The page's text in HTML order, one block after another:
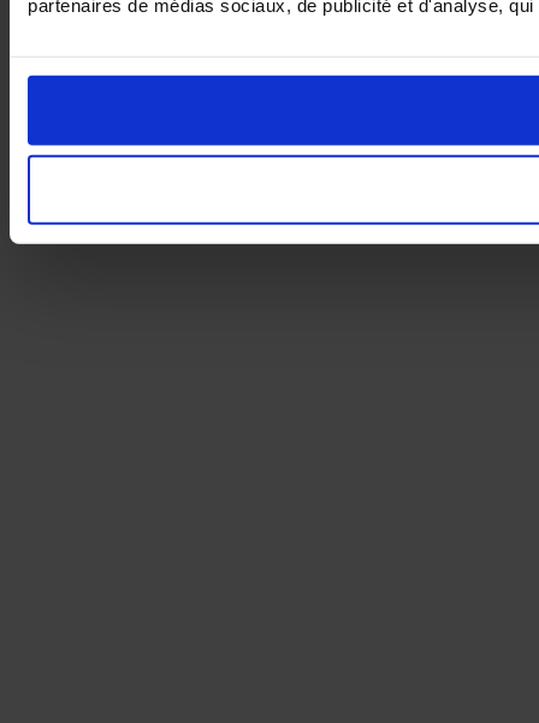
partenaires de médias sociaux, de publicité et d'analyse,